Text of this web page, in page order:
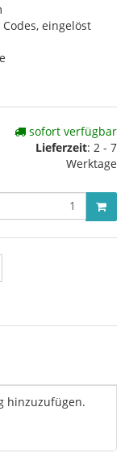
eingelöst
sofort verfügbar
Lieferzeit: 2 - 7
Werktage
hinzuzufügen.